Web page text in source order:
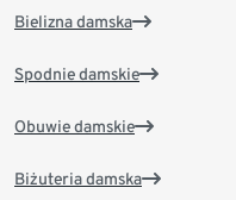
Bielizna damska
Spodnie damskie
Obuwie damskie
Biżuteria damska